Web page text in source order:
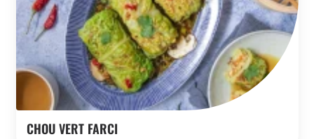
CHOU VERT FARCI